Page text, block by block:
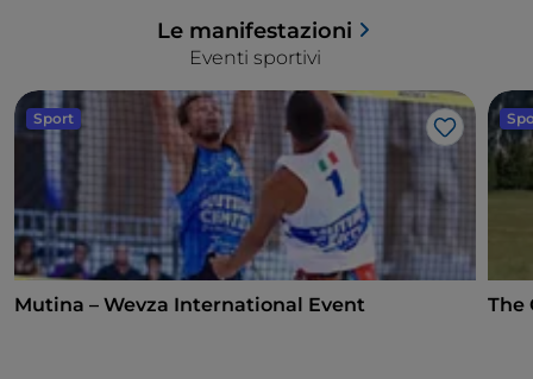
Eventi sportivi
Le manifestazioni
Sport
Like
Mutina – Wevza International Event The